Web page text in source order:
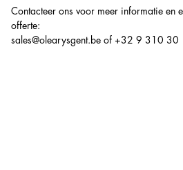
Contacteer ons voor meer informatie en
offerte:
sales@olearysgent.be of +32 9 310 30